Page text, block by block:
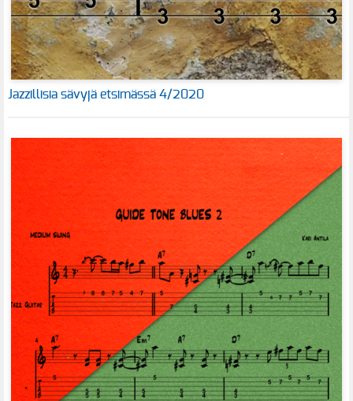
Jazzillisia sävyjä etsimässä 4/2020